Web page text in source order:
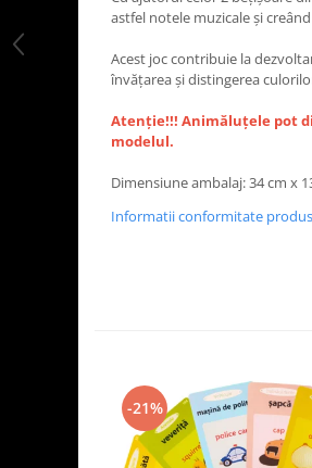
astfel notele muzicale şi
Acest joc contribuie la
învăţarea şi distingerea
Atenţie!!! Animăluţele pot
modelul.
Dimensiune ambalaj: 34 cm x
Informatii conformitate produs
-21%